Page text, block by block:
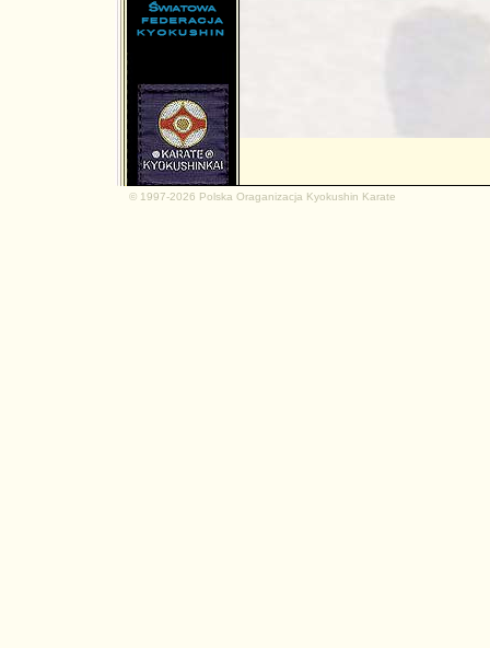
© 1997-2026 Polska Oraganizacja Kyokushin Karate